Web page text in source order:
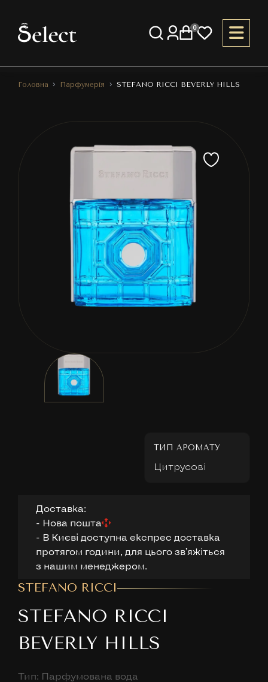
0
Головна Парфумерія STEFANO RICCI BEVERLY HILLS
ТИП АРОМАТУ
Цитрусові
Доставка:
- Нова пошта
- В Києві доступна експрес доставка
протягом години, для цього звʼяжіться
з нашим менеджером.
STEFANO RICCI
STEFANO RICCI
BEVERLY HILLS
Тип: Парфумована вода